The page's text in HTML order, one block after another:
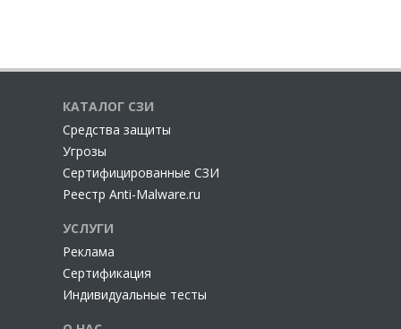
КАТАЛОГ СЗИ
Cредства защиты
Угрозы
Сертифицированные СЗИ
Реестр Anti-Malware.ru
УСЛУГИ
Реклама
Сертификация
Индивидуальные тесты